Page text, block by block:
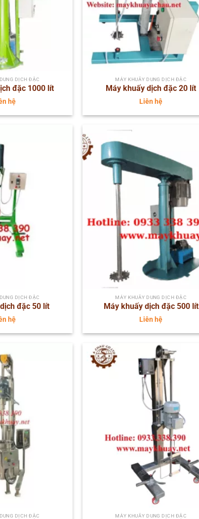
DỊCH ĐẶC
đặc 1000 lít
hệ
MÁY KHUẤY DUNG DỊCH ĐẶC
Máy khuấy dịch đặc 20 lít
Liên hệ
DỊCH ĐẶC
đặc 50 lít
hệ
MÁY KHUẤY DUNG DỊCH ĐẶC
Máy khuấy dịch đặc 500 lít
Liên hệ
DỊCH ĐẶC MÁY KHUẤY DUNG DỊCH ĐẶC